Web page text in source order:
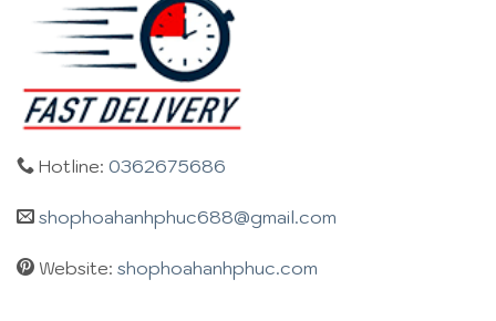
Hotline: 0362675686
shophoahanhphuc688@gmail.com
Website: shophoahanhphuc.com